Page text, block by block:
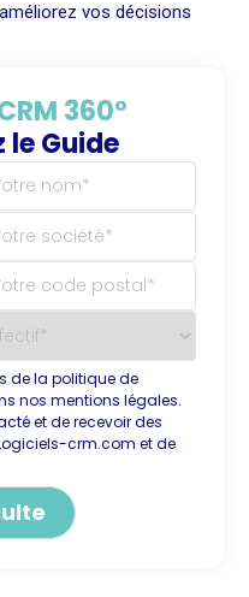
vos décisions
360°
le Guide
de la politique de
nos mentions légales.
et de recevoir des
crm.com et de